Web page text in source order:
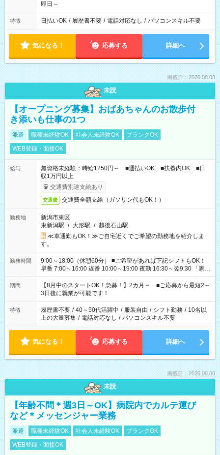
即日～
特徴 日払いOK / 履歴書不要 / 電話対応なし / パソコンスキル不要
気になる！ 応募する 詳細へ
掲載日：2026.08.03
未読
【オープニング募集】おばあちゃんのお散歩付
き添いも仕事の1つ
派遣 職種未経験OK 社会人未経験OK
ブランクOK
WEB登録・面接OK
給与
無資格未経験：時給1250円～ ■週払いOK ■扶養内OK ■日
収1万円以上
交通費別途支給あり
交通費 交通費全額支給（ガソリン代もOK！）
勤務地
新潟市東区
東新潟駅 / 大形駅 / 越後石山駅
≪車通勤もOK！≫ご自宅近くでご希望の勤務地を紹介しま
す。
勤務時間
9:00～18:00（休憩60分） ■ご希望があれば下記シフトもOK！
早番 7:00～16:00 遅番 10:00～19:00 夜勤 16:30～翌9:30 「家族
と休みを合わせたい」 「余裕を持って夕飯の準備がしたい」
「できれば残業はしたくない」 など、ご希望を教えてください
ね。 ※Wワーク希望の方へ 今ご覧のお仕事で希望する勤務時間
と、もう1つのお仕事の勤務時間。 合計で週40時間を超える場
合は応募できません。
期間
【8月中のスタートOK！急募！】2カ月～ ■ご応募から最短2～
3日後に就業が可能です！
特徴 履歴書不要 / 40～50代活躍中 / 服装自由 / シフト勤務 / 10名以
上の大量募集 / 電話対応なし / パソコンスキル不要
気になる！ 応募する 詳細へ
掲載日：2026.08.08
未読
【年齢不問＊週3日～OK】病院内でカルテ運び
など＊メッセンジャー業務
派遣 職種未経験OK 社会人未経験OK
ブランクOK
WEB登録・面接OK